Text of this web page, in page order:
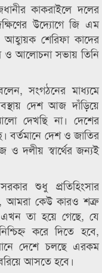
কাকরাইলে দলের
উদ্যোগে জি এম
আহ্বায়ক শেরিফা কাদের
ও আলোচনা সভায় তিনি
সংগঠনের মাধ্যমে
দেশ আজ দাঁড়িয়ে
দেখছি না। দেশের
বর্তমানে দেশ ও জাতির
ও দলীয় স্বার্থের জন্যই
শুধু প্রতিহিংসার
আমরা কেউ কারও শত্রু
এখন তা হয়ে গেছে, যে
করে দিতে হবে,
দেশে চলছে এরকম
আসতে হবে।